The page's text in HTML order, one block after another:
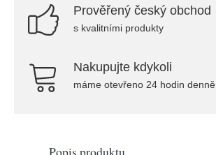
Prověřený český obchod
s kvalitními produkty
Nakupujte kdykoli
máme otevřeno 24 hodin denně
Popis produktu